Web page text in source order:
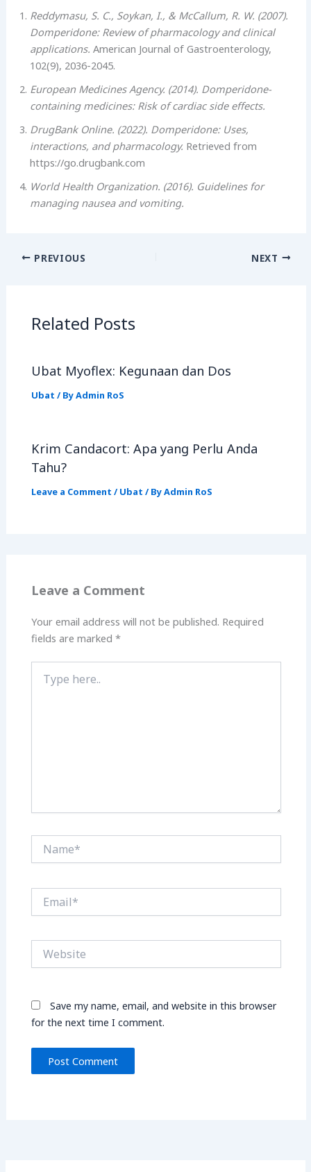
Reddymasu, S. C., Soykan, I., & McCallum, R. W. (2007).
Domperidone: Review of pharmacology and clinical
applications. American Journal of Gastroenterology,
102(9), 2036-2045.
European Medicines Agency. (2014). Domperidone-
containing medicines: Risk of cardiac side effects.
DrugBank Online. (2022). Domperidone: Uses,
interactions, and pharmacology. Retrieved from
https://go.drugbank.com
World Health Organization. (2016). Guidelines for
managing nausea and vomiting.
PREVIOUS NEXT
Related Posts
Ubat Myoflex: Kegunaan dan Dos
Ubat / ByAdmin RoS
Krim Candacort: Apa yang Perlu Anda
Tahu?
Leave a Comment / Ubat / ByAdmin RoS
Leave a Comment
Your email address will not be published. Required
fields are marked*
here..
Save my name, email, and website in this browser
for the next time I comment.